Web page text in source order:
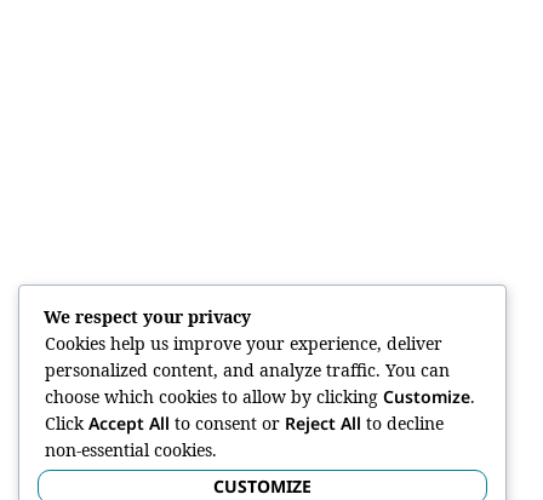
We respect your privacy
Cookies help us improve your experience, deliver
personalized content, and analyze traffic. You can
choose which cookies to allow by clicking Customize.
Click Accept All to consent or Reject All to decline
non-essential cookies.
CUSTOMIZE